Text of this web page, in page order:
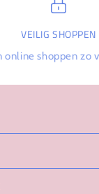
VEILIG SHOPPEN
online shoppen zo